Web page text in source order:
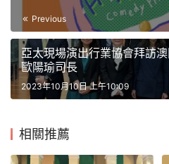
Previous
亞太現場演出行業協會拜訪
歐陽瑜司長
2023年10月10日 上午10:09
相關推薦